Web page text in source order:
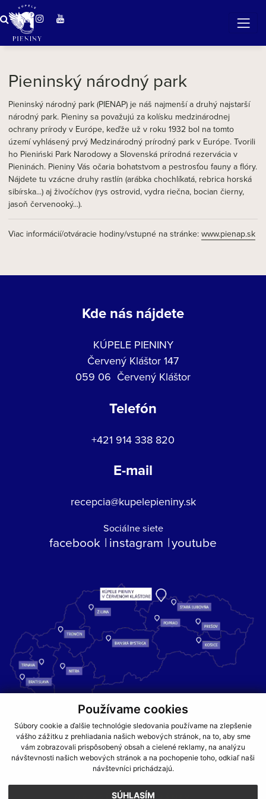
Používame cookies
Súbory cookie a ďalšie technológie sledovania používame na zlepšenie
vášho zážitku z prehliadania našich webových stránok, na to, aby sme
vám zobrazovali prispôsobený obsah a cielené reklamy, na analýzu
návštevnosti našich webových stránok a na pochopenie toho, odkiaľ naši
návštevníci prichádzajú.
SÚHLASÍM
Pieninský národný park
Pieninský národný park (PIENAP) je náš najmenší a druhý najstarší
národný park. Pieniny sa považujú za kolísku medzinárodnej
ochrany prírody v Európe, keďže už v roku 1932 bol na tomto
území vyhlásený prvý Medzinárodný prírodný park v Európe. Tvorili
ho Pieniński Park Narodowy a Slovenská prírodná rezervácia v
Pieninách. Pieniny Vás očaria bohatstvom a pestrosťou fauny a flóry.
Nájdete tu vzácne druhy rastlín (arábka chochlíkatá, rebrica horská
sibírska...) aj živočíchov (rys ostrovid, vydra riečna, bocian čierny,
jasoň červenooký...).
Viac informácií/otváracie hodiny/vstupné na stránke: www.pienap.sk
Kde nás nájdete
KÚPELE PIENINY
Červený Kláštor 147
059 06 Červený Kláštor
Telefón
+421 914 338 820
E-mail
recepcia@kupelepieniny.sk
Sociálne siete
facebook instagram youtube
Kúpele Pieniny – miesto, kde sa príroda stretáva s liečivou silou
vody a oddychom pre telo aj dušu.
GDPR COOKIES PARTNERI
JEDÁLNY LÍSTOK
CENNÍKY